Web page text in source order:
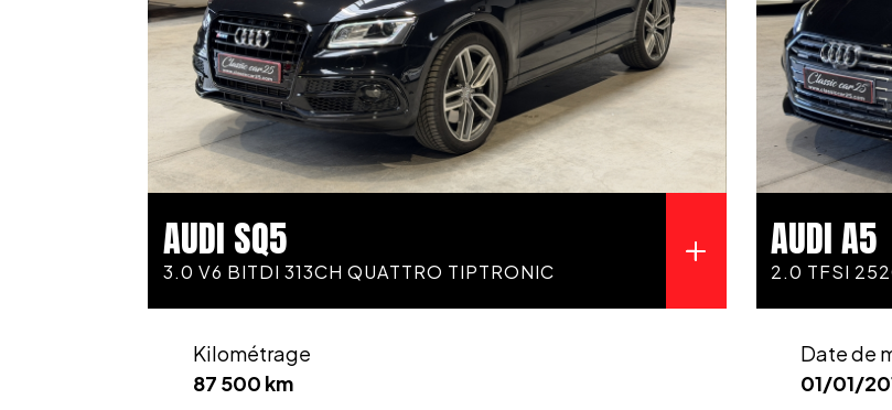
AUDI SQ5
3.0 V6 BITDI 313CH QUATTRO TIPTRONIC
Kilométrage
87 500 km
AUDI A5
2.0 TFSI
Date de
01/01/